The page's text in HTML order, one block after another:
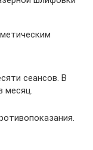
сеансов. В
месяц.